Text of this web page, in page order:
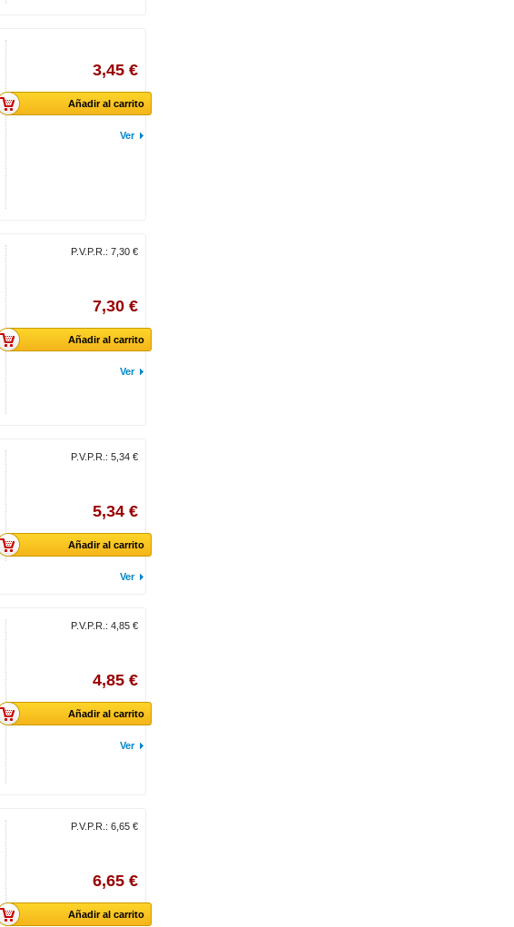
3,45 €
Añadir al carrito
Ver
P.V.P.R.: 7,30 €
7,30 €
Añadir al carrito
Ver
P.V.P.R.: 5,34 €
5,34 €
Añadir al carrito
Ver
P.V.P.R.: 4,85 €
4,85 €
Añadir al carrito
Ver
P.V.P.R.: 6,65 €
6,65 €
Añadir al carrito